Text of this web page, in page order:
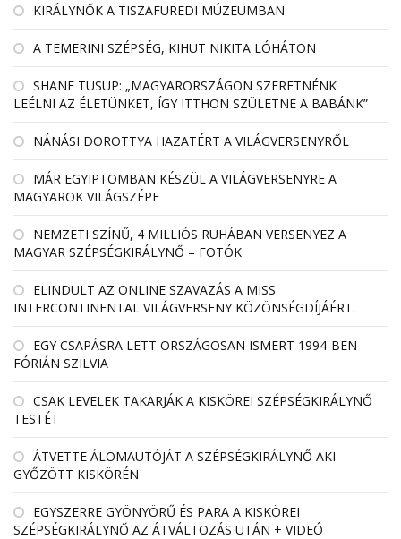
KIRÁLYNŐK A TISZAFÜREDI MÚZEUMBAN
A TEMERINI SZÉPSÉG, KIHUT NIKITA LÓHÁTON
SHANE TUSUP: „MAGYARORSZÁGON SZERETNÉNK
LEÉLNI AZ ÉLETÜNKET, ÍGY ITTHON SZÜLETNE A BABÁNK”
NÁNÁSI DOROTTYA HAZATÉRT A VILÁGVERSENYRŐL
MÁR EGYIPTOMBAN KÉSZÜL A VILÁGVERSENYRE A
MAGYAROK VILÁGSZÉPE
NEMZETI SZÍNŰ, 4 MILLIÓS RUHÁBAN VERSENYEZ A
MAGYAR SZÉPSÉGKIRÁLYNŐ – FOTÓK
ELINDULT AZ ONLINE SZAVAZÁS A MISS
INTERCONTINENTAL VILÁGVERSENY KÖZÖNSÉGDÍJÁÉRT.
EGY CSAPÁSRA LETT ORSZÁGOSAN ISMERT 1994-BEN
FÓRIÁN SZILVIA
CSAK LEVELEK TAKARJÁK A KISKÖREI SZÉPSÉGKIRÁLYNŐ
TESTÉT
ÁTVETTE ÁLOMAUTÓJÁT A SZÉPSÉGKIRÁLYNŐ AKI
GYŐZÖTT KISKÖRÉN
EGYSZERRE GYÖNYÖRŰ ÉS PARA A KISKÖREI
SZÉPSÉGKIRÁLYNŐ AZ ÁTVÁLTOZÁS UTÁN + VIDEÓ